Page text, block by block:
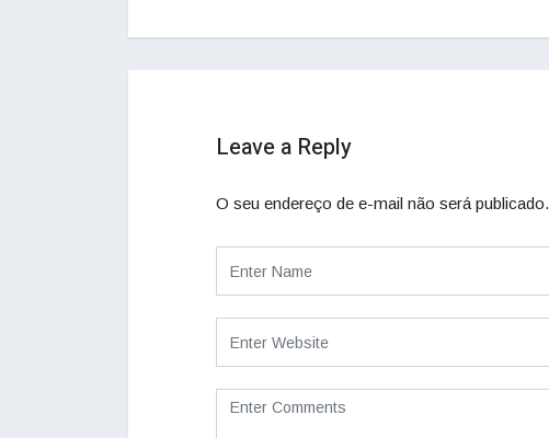
Leave a Reply
O seu endereço de e-mail não será publicado.